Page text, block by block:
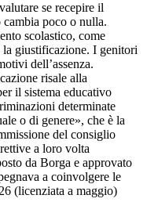
se recepire il
poco o nulla.
scolastico, come
giustificazione. I genitori
dell’assenza.
risale alla
il sistema educativo
determinate
o di genere», che è la
del consiglio
a loro volta
da Borga e approvato
a coinvolgere le
(licenziata a maggio)